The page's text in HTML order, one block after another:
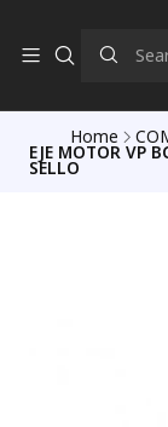
Home
EJE MOTOR VP
SELLO